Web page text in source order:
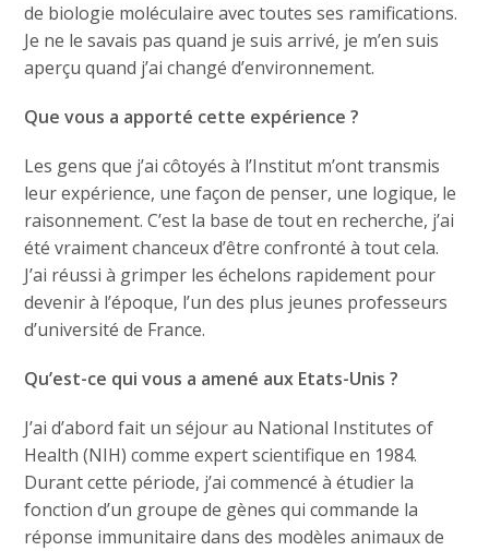
de biologie moléculaire avec toutes ses ramifications.
Je ne le savais pas quand je suis arrivé, je m’en suis
aperçu quand j’ai changé d’environnement.
Que vous a apporté cette expérience ?
Les gens que j’ai côtoyés à l’Institut m’ont transmis
leur expérience, une façon de penser, une logique, le
raisonnement. C’est la base de tout en recherche, j’ai
été vraiment chanceux d’être confronté à tout cela.
J’ai réussi à grimper les échelons rapidement pour
devenir à l’époque, l’un des plus jeunes professeurs
d’université de France.
Qu’est-ce qui vous a amené aux Etats-Unis ?
J’ai d’abord fait un séjour au National Institutes of
Health (NIH) comme expert scientifique en 1984.
Durant cette période, j’ai commencé à étudier la
fonction d’un groupe de gènes qui commande la
réponse immunitaire dans des modèles animaux de